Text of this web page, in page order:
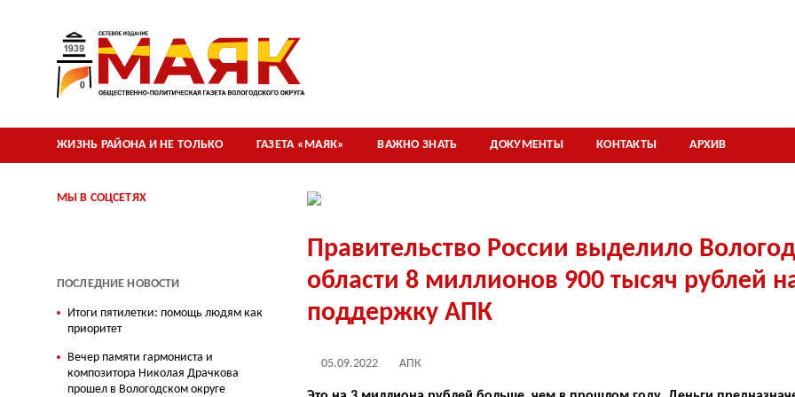
ЖИЗНЬ РАЙОНА И НЕ ТОЛЬКО ГАЗЕТА «МАЯК» ВАЖНО ЗНАТЬ ДОКУМЕНТЫ КОНТАКТЫ АРХИВ
Правительство России выделило
области 8 миллионов 900 тысяч рублей
поддержку АПК
05.09.2022 АПК
МЫ В СОЦСЕТЯХ
ПОСЛЕДНИЕ НОВОСТИ
Итоги пятилетки: помощь людям как
приоритет
Вечер памяти гармониста и
композитора Николая Драчкова
прошел в Вологодском округе